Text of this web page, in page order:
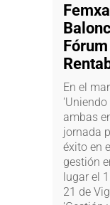
Fórum
En el
ambas
jornada
éxito en
gestión
lugar el
21 de